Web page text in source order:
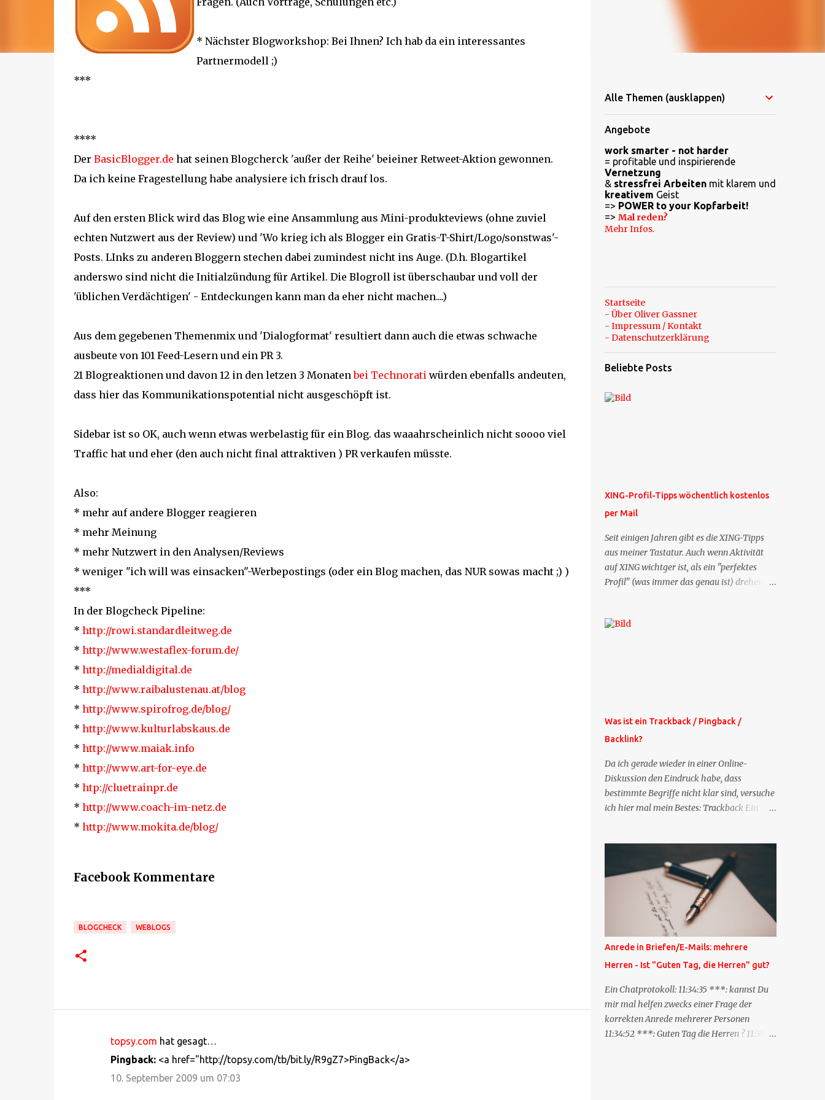
* Nächster Blogworkshop: Bei Ihnen? Ich hab da ein interessantes
Partnermodell ;)
***
****
Der BasicBlogger.de hat seinen Blogcherck 'außer der Reihe' beieiner Retweet-Aktion gewonnen.
Da ich keine Fragestellung habe analysiere ich frisch drauf los.
Auf den ersten Blick wird das Blog wie eine Ansammlung aus Mini-produkteviews (ohne zuviel
echten Nutzwert aus der Review) und 'Wo krieg ich als Blogger ein Gratis-T-Shirt/Logo/sonstwas'-
Posts. LInks zu anderen Bloggern stechen dabei zumindest nicht ins Auge. (D.h. Blogartikel
anderswo sind nicht die Initialzündung für Artikel. Die Blogroll ist überschaubar und voll der
'üblichen Verdächtigen' - Entdeckungen kann man da eher nicht machen....)
Aus dem gegebenen Themenmix und 'Dialogformat' resultiert dann auch die etwas schwache
ausbeute von 101 Feed-Lesern und ein PR 3.
21 Blogreaktionen und davon 12 in den letzen 3 Monatenbei Technoratiwürden ebenfalls andeuten,
dass hier das Kommunikationspotential nicht ausgeschöpft ist.
Sidebar ist so OK, auch wenn etwas werbelastig für ein Blog. das waaahrscheinlich nicht soooo viel
Traffic hat und eher (den auch nicht final attraktiven ) PR verkaufen müsste.
Also:
* mehr auf andere Blogger reagieren
* mehr Meinung
* mehr Nutzwert in den Analysen/Reviews
* weniger "ich will was einsacken"-Werbepostings (oder ein Blog machen, das NUR sowas macht ;) )
***
In der Blogcheck Pipeline:
* http://rowi.standardleitweg.de
* http://www.westaflex-forum.de/
* http://medialdigital.de
* http://www.raibalustenau.at/blog
* http://www.spirofrog.de/blog/
* http://www.kulturlabskaus.de
* http://www.maiak.info
* http://www.art-for-eye.de
* htp://cluetrainpr.de
* http://www.coach-im-netz.de
* http://www.mokita.de/blog/
Facebook Kommentare
BLOGCHECK WEBLOGS
topsy.com hat gesagt…
Pingback:<a href="http://topsy.com/tb/bit.ly/R9gZ7>PingBack</a>
10. September 2009 um 07:03
Alle Themen (ausklappen)
Angebote
work smarter - not harder
= profitable und inspirierende
Vernetzung
& stressfrei Arbeitenmit klarem und
kreativem Geist
=> POWER to your Kopfarbeit!
=> Mal reden?
Mehr Infos.
Startseite
- Über Oliver Gassner
- Impressum / Kontakt
- Datenschutzerklärung
Beliebte Posts
XING-Profil-Tipps wöchentlich kostenlos
per Mail
Seit einigen Jahren gibt es die XING-Tipps
aus meiner Tastatur. Auch wenn Aktivität
auf XING wichtger ist, als ein "perfektes
Profil" (was immer das genau ist) drehen
es jetzt die Profil-Fragen zu XING als eigene
Weitere Mailangebote dieser Art sehen Sie
auf meiner XING-Seite oder hier oben rechts
im Blog. Die Profilfragen werde ich
mittelfristig aus der normalen XING-Tipp-
Mail entfernen, da ich sie so nur an einer
Stelle pflegen muss.
Was ist ein Trackback / Pingback /
Backlink?
Da ich gerade wieder in einer Online-
Diskussion den Eindruck habe, dass
bestimmte Begriffe nicht klar sind, versuche
ich hier mal mein Bestes: Trackback Ein
besagt: "Lieber Blogeintrag, ich habe einen
Kommentar zu dir geschrieben, aber nicht
bei dir in den Kommentaren sondern in
meinem Blog. Bitte vermerke das doch,
damit deine Leser auch mal vorbeischauen,
was ich zu deinem Inhalt zu sagen hatte."
Diese Nachrichtenfunktion wird
'angestoßen' in dem 'mein' Blog an die
'TrackbackURL' des Anderen einen 'Ping'
schickt, d.h. ein paar Parameter übergibt
(URL meines Eintrags, Kurzzitat meines
Beitrags). Praktisch muss man nichts
Anderes tun, als die TrackbackURL beim
Anrede in Briefen/E-Mails: mehrere
Herren - Ist "Guten Tag, die Herren" gut?
Ein Chatprotokoll: 11:34:35 ***: kannst Du
mir mal helfen zwecks einer Frage der
korrekten Anrede mehrerer Personen
11:34:52 ***: Guten Tag die Herren ? 11:35:07